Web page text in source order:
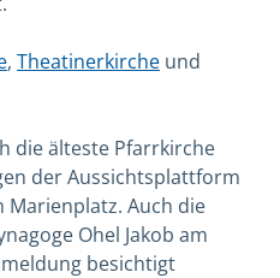
, Theatinerkirche und
die älteste Pfarrkirche
der Aussichtsplattform
Auch die
Ohel Jakob am
besichtigt